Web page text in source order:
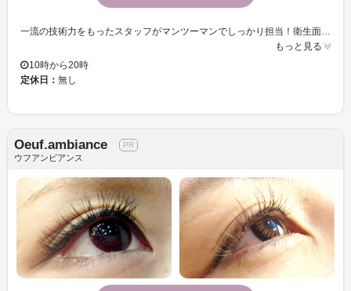
もっと見る
10時から20時
定休日： 無し
Oeuf.ambiance
ウフアンビアンス